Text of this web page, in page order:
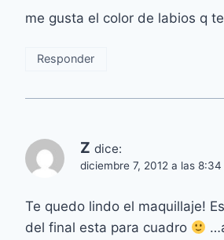
me gusta el color de labios q
Responder
Z dice:
diciembre 7, 2012 a las 8:34
Te quedo lindo el maquillaje!
del final esta para cuadro